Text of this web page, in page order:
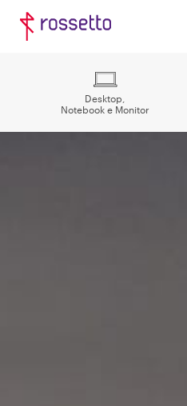
Desktop,
Notebook e Monitor